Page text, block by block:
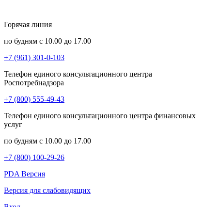
Горячая линия
по будням с 10.00 до 17.00
+7 (961) 301-0-103
Телефон единого консультационного центра
Роспотребнадзора
+7 (800) 555-49-43
Телефон единого консультационного центра финансовых
услуг
по будням с 10.00 до 17.00
+7 (800) 100-29-26
PDA Версия
Версия для слабовидящих